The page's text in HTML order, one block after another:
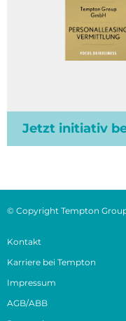
Jetzt initiativ
© Copyright Tempton
Kontakt
Karriere bei Tempton
Impressum
AGB/ABB